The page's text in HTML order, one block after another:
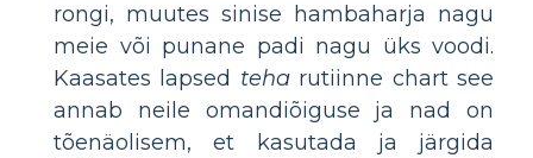
rongi, muutes sinise hambaharja nagu
meie või punane padi nagu üks voodi.
Kaasates lapsed teharutiinne chart see
annab neile omandiõiguse ja nad on
tõenäolisem, et kasutada ja järgida